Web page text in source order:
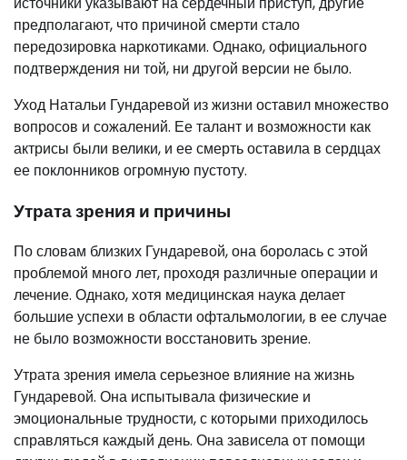
предполагают, что причиной смерти стало
передозировка наркотиками. Однако, официального
подтверждения ни той, ни другой версии не было.
Уход Натальи Гундаревой из жизни оставил множество
вопросов и сожалений. Ее талант и возможности как
актрисы были велики, и ее смерть оставила в сердцах
ее поклонников огромную пустоту.
Утрата зрения и причины
По словам близких Гундаревой, она боролась с этой
проблемой много лет, проходя различные операции и
лечение. Однако, хотя медицинская наука делает
большие успехи в области офтальмологии, в ее случае
не было возможности восстановить зрение.
Утрата зрения имела серьезное влияние на жизнь
Гундаревой. Она испытывала физические и
эмоциональные трудности, с которыми приходилось
справляться каждый день. Она зависела от помощи